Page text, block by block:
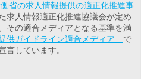
省の求人情報提供の適正化推進事
求人情報適正化推進協議会が定め
その適合メディアとなる基準を満
供ガイドライン適合メディア」 で
言しています。